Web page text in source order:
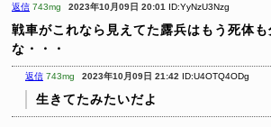
返信 743mg 2023年10月09日 20:01 ID:YyNzU3Nzg
戦車がこれなら見えてた露兵はもう死体も
な・・・
返信 743mg 2023年10月09日 21:42 ID:U4OTQ4ODg
生きてたみたいだよ